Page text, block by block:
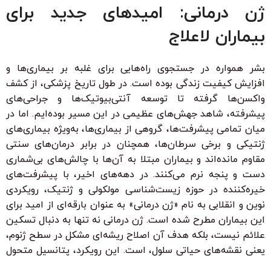
سطوح با زیرنویس فارسی حرفه‌ای و امکان دانلود و تماشای آنلاین."
ویژگی‌های کلیدی:
زیرنویس فارسی با ترجمه حرفه‌ای
۳۰ ٪ تخفیف ویژه برای دانشجویان و دانش آموزان
ژن درمانی: امیدهای جدید برای
بیماران لاعلاج
بشر همواره در جستجوی راه‌هایی برای غلبه بر بیماری‌ها و
افزایش کیفیت زندگی بوده است. در طول تاریخ پزشکی، از کشف
واکسن‌ها گرفته تا توسعه آنتی‌بیوتیک‌ها و جراحی‌های
پیشرفته، شاهد جهش‌های عظیمی در این مسیر بوده‌ایم. اما در
میان تمامی پیشرفت‌ها، گروهی از بیماری‌ها، به‌ویژه بیماری‌های
ژنتیکی و برخی سرطان‌ها، همچنان در برابر درمان‌های سنتی
مقاوم مانده‌اند و بیماران مبتلا به آن‌ها با چالش‌های بی‌شماری
دست و پنجه نرم می‌کنند. در دهه‌های اخیر، با پیشرفت‌های
خیره‌کننده در حوزه زیست‌شناسی مولکولی و ژنتیک، رویکردی
نوین و انقلابی به نام «ژن درمانی» به عنوان بارقه‌ای از امید برای
این بیماران مطرح شده است. ژن درمانی نه تنها به دنبال تسکین
علائم نیست، بلکه هدف آن اصلاح ریشه‌ای مشکل در سطح ژنوم،
یعنی نقشه‌های حیاتی سلول، است. این رویکرد، پتانسیل متحول